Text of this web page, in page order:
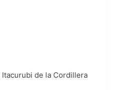
Itacurubi de la Cordillera